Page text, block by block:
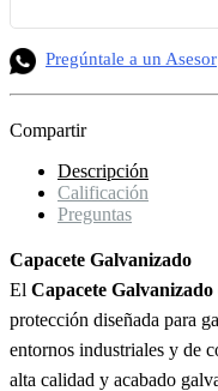
Pregúntale a un Asesor
Compartir
Descripción
Calificación
Preguntas
Capacete Galvanizado
El Capacete Galvanizado
protección diseñada para
entornos industriales y de
alta calidad y acabado